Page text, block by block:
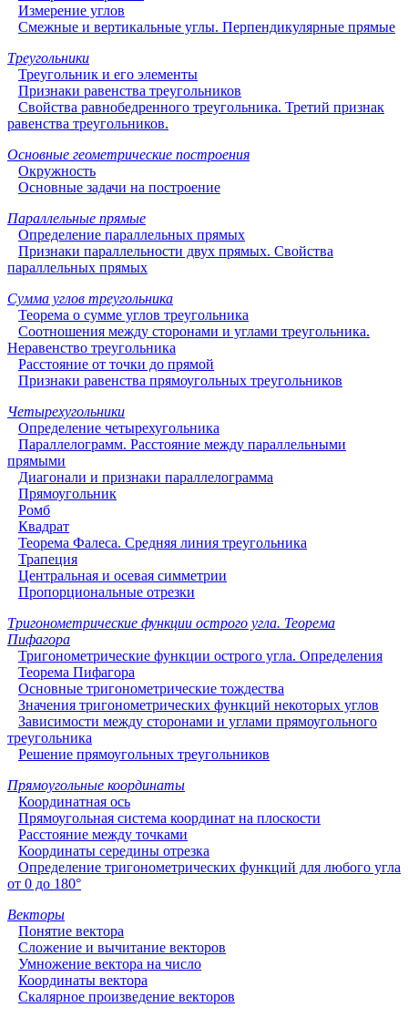
Измерение углов
Смежные и вертикальные углы. Перпендикулярные прямые
Треугольники
Треугольник и его элементы
Признаки равенства треугольников
Свойства равнобедренного треугольника. Третий признак
равенства треугольников.
Основные геометрические построения
Окружность
Основные задачи на построение
Параллельные прямые
Определение параллельных прямых
Признаки параллельности двух прямых. Свойства
параллельных прямых
Сумма углов треугольника
Теорема о сумме углов треугольника
Соотношения между сторонами и углами треугольника.
Неравенство треугольника
Расстояние от точки до прямой
Признаки равенства прямоугольных треугольников
Четырехугольники
Определение четырехугольника
Параллелограмм. Расстояние между параллельными
прямыми
Диагонали и признаки параллелограмма
Прямоугольник
Ромб
Квадрат
Теорема Фалеса. Средняя линия треугольника
Трапеция
Центральная и осевая симметрии
Пропорциональные отрезки
Тригонометрические функции острого угла. Теорема
Пифагора
Тригонометрические функции острого угла. Определения
Теорема Пифагора
Основные тригонометрические тождества
Значения тригонометрических функций некоторых углов
Зависимости между сторонами и углами прямоугольного
треугольника
Решение прямоугольных треугольников
Прямоугольные координаты
Координатная ось
Прямоугольная система координат на плоскости
Расстояние между точками
Координаты середины отрезка
Определение тригонометрических функций для любого угла
от 0 до 180°
Векторы
Понятие вектора
Сложение и вычитание векторов
Умножение вектора на число
Координаты вектора
Скалярное произведение векторов